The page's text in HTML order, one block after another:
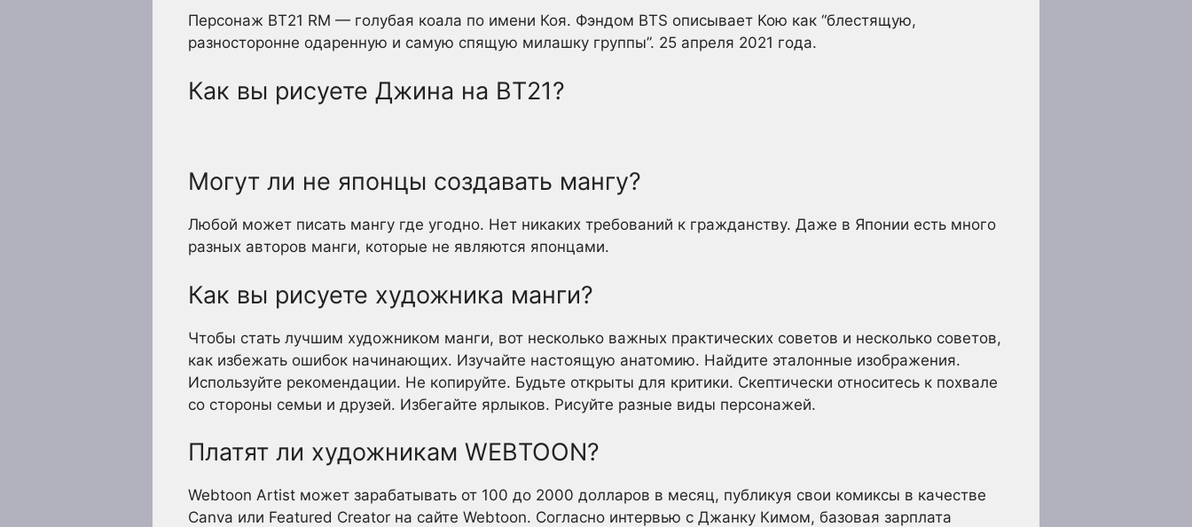
Персонаж BT21 RM — голубая коала по имени Коя. Фэндом BTS описывает Кою как “блестящую,
разносторонне одаренную и самую спящую милашку группы”. 25 апреля 2021 года.
Как вы рисуете Джина на BT21?
Могут ли не японцы создавать мангу?
Любой может писать мангу где угодно. Нет никаких требований к гражданству. Даже в Японии есть много
разных авторов манги, которые не являются японцами.
Как вы рисуете художника манги?
Чтобы стать лучшим художником манги, вот несколько важных практических советов и несколько советов,
как избежать ошибок начинающих. Изучайте настоящую анатомию. Найдите эталонные изображения.
Используйте рекомендации. Не копируйте. Будьте открыты для критики. Скептически относитесь к похвале
со стороны семьи и друзей. Избегайте ярлыков. Рисуйте разные виды персонажей.
Платят ли художникам WEBTOON?
Webtoon Artist может зарабатывать от 100 до 2000 долларов в месяц, публикуя свои комиксы в качестве
Canva или Featured Creator на сайте Webtoon. Согласно интервью с Джанку Кимом, базовая зарплата